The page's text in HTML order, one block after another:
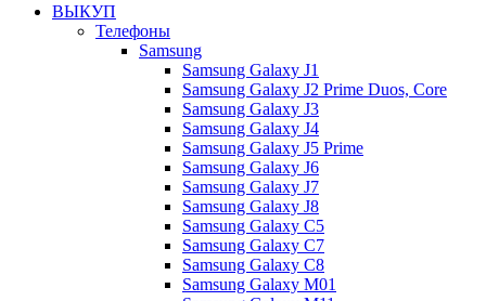
ВЫКУП
Телефоны
Samsung
Samsung Galaxy J1
Samsung Galaxy J2 Prime Duos, Core
Samsung Galaxy J3
Samsung Galaxy J4
Samsung Galaxy J5 Prime
Samsung Galaxy J6
Samsung Galaxy J7
Samsung Galaxy J8
Samsung Galaxy C5
Samsung Galaxy C7
Samsung Galaxy C8
Samsung Galaxy M01